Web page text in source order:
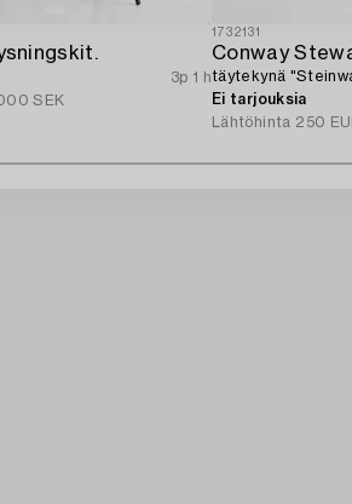
3p 1 h
SEK
1732131
Conway
täytekynä
Ei tarjouksia
Lähtöhinta 250